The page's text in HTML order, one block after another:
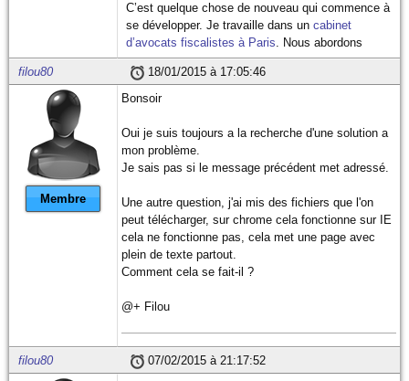
C’est quelque chose de nouveau qui commence à
se développer. Je travaille dans un cabinet
d’avocats fiscalistes à Paris. Nous abordons
différentes problématiques mais restons très
soucieux de la communication liée à notre
cabinet.
filou80 18/01/2015 à 17:05:46
Membre
Bonsoir
Oui je suis toujours a la recherche d'une solution a
mon problème.
Je sais pas si le message précédent met adressé.
Une autre question, j'ai mis des fichiers que l'on
peut télécharger, sur chrome cela fonctionne sur IE
cela ne fonctionne pas, cela met une page avec
plein de texte partout.
Comment cela se fait-il ?
@+ Filou
filou80 07/02/2015 à 21:17:52